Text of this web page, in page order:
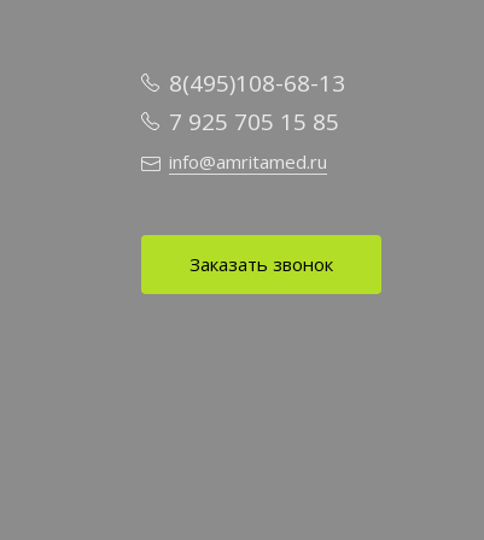
8(495)108-68-13
7 925 705 15 85
info@amritamed.ru
Заказать звонок